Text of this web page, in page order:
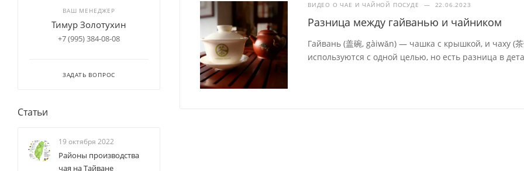
ВИДЕО О ЧАЕ И ЧАЙНОЙ ПОСУДЕ — 22.06.2023
Разница между гайванью и чайником
Гайвань (盖碗, gàiwǎn) — чашка с крышкой, и чаху (
используются с одной целью, но есть разница в
ВАШ МЕНЕДЖЕР
Тимур Золотухин
+7 (995) 384-08-08
ЗАДАТЬ ВОПРОС
Статьи
19 октября 2022
Районы производства
чая на Тайване